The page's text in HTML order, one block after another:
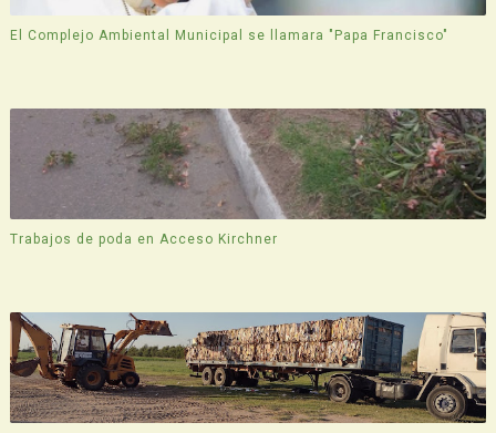
El Complejo Ambiental Municipal se llamara "Papa Francisco"
Trabajos de poda en Acceso Kirchner